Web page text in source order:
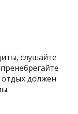
слушайте
должен